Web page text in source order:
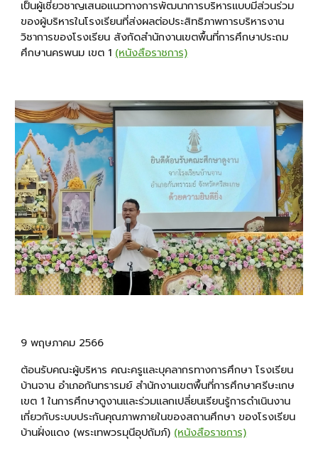
เป็นผู้เชี่ยวชาญเสนอแนวทางการพัฒนาการบริหารแบบมีส่วนร่วม
ของผู้บริหารในโรงเรียนที่ส่งผลต่อประสิทธิภาพการบริหารงาน
วิชาการของโรงเรียน สังกัดสำนักงานเขตพื้นที่การศึกษาประถม
ศึกษานครพนม เขต 1(หนังสือราชการ)
9 พฤษภาคม 2566
ต้อนรับคณะผู้บริหาร คณะครูและบุคลากรทางการศึกษา โรงเรียน
บ้านจาน อำเภอกันทรารมย์ สำนักงานเขตพื้นที่การศึกษาศรีษะเกษ
เขต 1 ในการศึกษาดูงานและร่วมแลกเปลี่ยนเรียนรู้การดำเนินงาน
เกี่ยวกับระบบประกันคุณภาพภายในของสถานศึกษา ของโรงเรียน
บ้านฝั่งแดง (พระเทพวรมุนีอุปถัมภ์)(หนังสือราชการ)